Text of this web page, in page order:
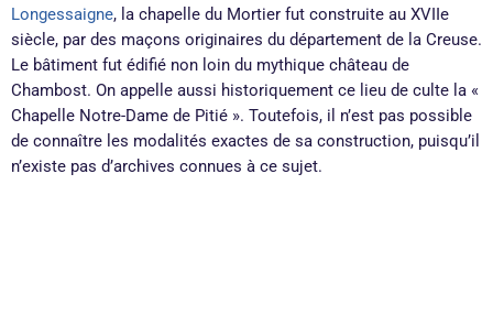
Longessaigne, la chapelle du Mortier fut construite au XVIIe
siècle, par des maçons originaires du département de la Creuse.
Le bâtiment fut édifié non loin du mythique château de
Chambost. On appelle aussi historiquement ce lieu de culte la «
Chapelle Notre-Dame de Pitié ». Toutefois, il n’est pas possible
de connaître les modalités exactes de sa construction, puisqu’il
n’existe pas d’archives connues à ce sujet.